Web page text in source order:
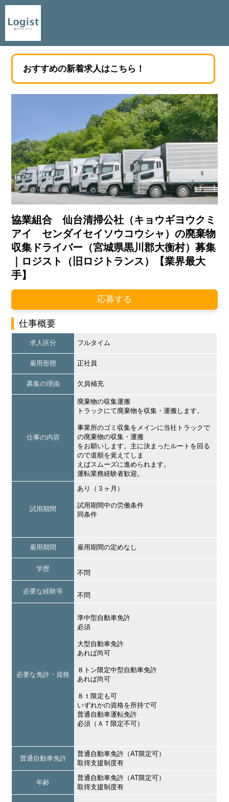
おすすめの新着求人はこちら！
協業組合 仙台清掃公社（キョウギヨウクミ
アイ センダイセイソウコウシャ）の廃棄物
収集ドライバー（宮城県黒川郡大衡村）募集
｜ロジスト（旧ロジトランス）【業界最大
手】
応募する
仕事概要
求人区分 フルタイム
雇用形態 正社員
募集の理由 欠員補充
仕事の内容
廃棄物の収集運搬
トラックにて廃棄物を収集・運搬します。
事業所のゴミ収集をメインに当社トラックで
の廃棄物の収集・運搬
をお願いします。主に決まったルートを回る
ので道順を覚えてしま
えばスムーズに進められます。
運転業務経験者歓迎。
試用期間
あり（３ヶ月）
試用期間中の労働条件
同条件
雇用期間 雇用期間の定めなし
学歴
不問
必要な経験等
不問
必要な免許・資格
準中型自動車免許
必須
大型自動車免許
あれば尚可
８トン限定中型自動車免許
あれば尚可
８ｔ限定も可
いずれかの資格を所持で可
普通自動車運転免許
必須（ＡＴ限定不可）
普通自動車免許
普通自動車免許（AT限定可）
取得支援制度有
年齢
普通自動車免許（AT限定可）
取得支援制度有